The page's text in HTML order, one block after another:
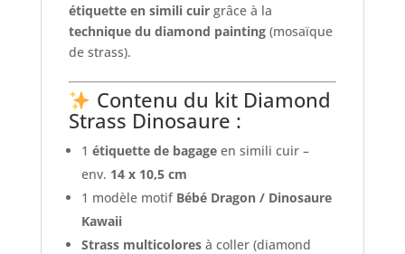
étiquette en simili cuirgrâce à la
technique du diamond painting(mosaïque
de strass).
Contenu du kit Diamond
Strass Dinosaure :
1 étiquette de bagageen simili cuir –
env. 14 x 10,5 cm
1 modèle motif Bébé Dragon / Dinosaure
Kawaii
Strass multicoloresà coller (diamond